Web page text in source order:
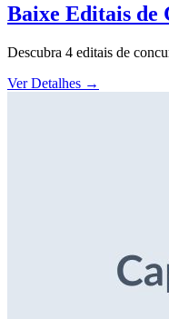
Baixe Editais de
Descubra 4 editais de
Ver Detalhes →